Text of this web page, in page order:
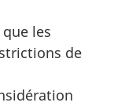
les
de